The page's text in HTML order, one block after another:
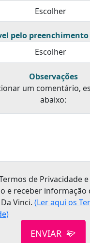
pelo
Observações
um comentário,
abaixo:
de Privacidade
e receber informação
Vinci.(Ler aqui os
ENVIAR